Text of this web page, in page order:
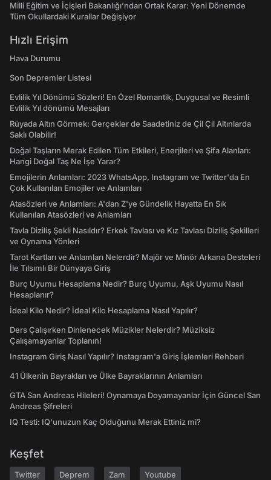
Milli Eğitim ve İçişleri Bakanlığı’ndan Ortak Karar: Yeni Dönemde
Tüm Okullardaki Kurallar Değişiyor
Hızlı Erişim
Hava Durumu
Son Depremler Listesi
Evlilik Yıl Dönümü Sözleri! En Özel Romantik, Duygusal ve Resimli
Evlilik Yıl dönümü Mesajları
Rüyada Altın Görmek: Gerçekler de Saadetiniz de Çil Çil Altınlarda
Saklı Olabilir!
Doğal Taşların Merak Edilen Tüm Etkileri, Enerjileri ve Şifa Alanları:
Hangi Doğal Taş Ne İşe Yarar?
Emojilerin Anlamları: 2023 WhatsApp, Instagram ve Twitter'da En
Çok Kullanılan Emojiler ve Anlamları
Atasözleri ve Anlamları: A'dan Z'ye Gündelik Hayatta En Sık
Kullanılan Atasözleri ve Anlamları
Tavla Diziliş Şekli Nasıldır? Erkek Tavlası ve Kız Tavlası Diziliş Şekilleri
ve Oynama Yönleri
Tarot Kartları ve Anlamları Nelerdir? Majör ve Minör Arkana Desteleri
İle Tılsımlı Bir Dünyaya Giriş
Burç Uyumu Hesaplama Nedir? Burç Uyumu, Aşk Uyumu Nasıl
Hesaplanır?
İdeal Kilo Nedir? İdeal Kilo Hesaplama Nasıl Yapılır?
Ders Çalışırken Dinlenecek Müzikler Nelerdir? Müziksiz
Çalışamayanlar Toplanın!
Instagram Giriş Nasıl Yapılır? Instagram'a Giriş İşlemleri Rehberi
41 Ülkenin Bayrakları ve Ülke Bayraklarının Anlamları
GTA San Andreas Hileleri! Oynamaya Doyamayanlar İçin Güncel San
Andreas Şifreleri
IQ Testi: IQ'unuzun Kaç Olduğunu Merak Ettiniz mi?
Keşfet
Twitter Deprem Zam Youtube